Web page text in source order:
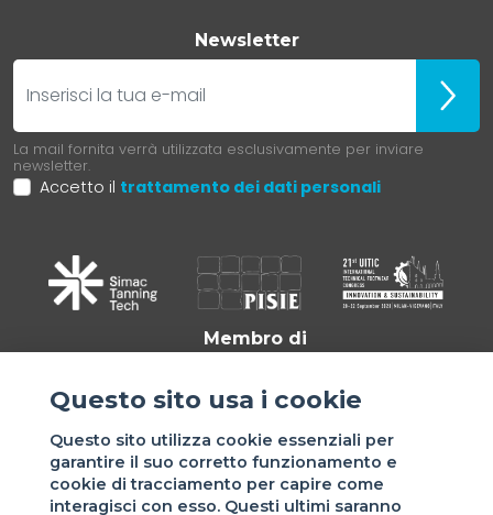
Newsletter
E-mail
Iscriviti
La mail fornita verrà utilizzata esclusivamente per inviare
newsletter.
Accetto il trattamento dei dati personali
Membro di
Questo sito usa i cookie
Questo sito utilizza cookie essenziali per
garantire il suo corretto funzionamento e
cookie di tracciamento per capire come
interagisci con esso. Questi ultimi saranno